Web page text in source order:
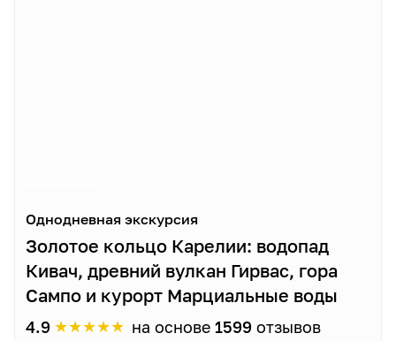
Однодневная экскурсия
Золотое кольцо Карелии: водопад
Кивач, древний вулкан Гирвас, гора
Сампо и курорт Марциальные воды
4.9 ★★★★★ на основе 1599 отзывов